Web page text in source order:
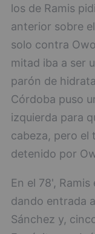
los de Ramis
anterior sobre
solo contra
mitad iba a ser
parón de
Córdoba puso
izquierda para
cabeza, pero el
detenido por
En el 78',
dando entrada
Sánchez y,